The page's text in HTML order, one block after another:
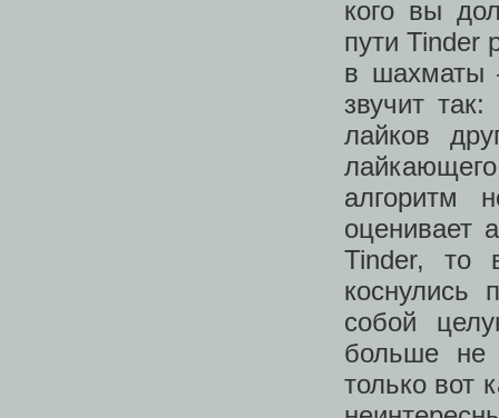
кого вы
пути Tinder
в шахматы
звучит
лайков
алгоритм
оценивает
Tinder, то
коснулись
собой
больше не
только вот